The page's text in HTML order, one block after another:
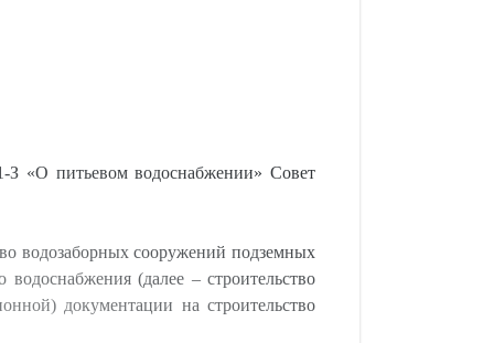
«О питьевом водоснабжении» Совет
водозаборных сооружений подземных
(далее – строительство
документации на строительство